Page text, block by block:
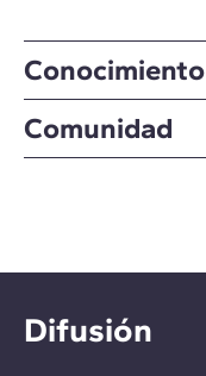
Conocimiento
Comunidad
Difusión